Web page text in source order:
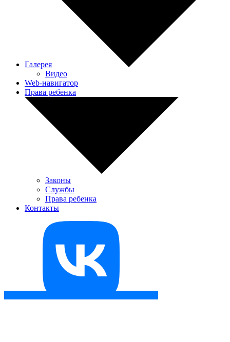
Галерея
Видео
Web-навигатор
Права ребенка
Законы
Службы
Права ребенка
Контакты